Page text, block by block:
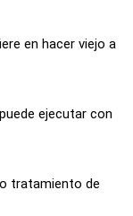
en hacer viejo a
ejecutar con
tratamiento de